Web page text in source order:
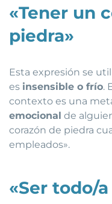
«Tener un
piedra»
Esta expresión se
es insensible o frío.
contexto es una
emocional de
corazón de piedra
empleados».
«Ser todo/